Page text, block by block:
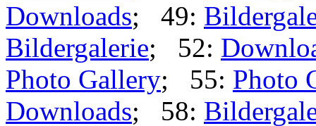
Downloads; 49:
Bildergalerie; 52:
Photo Gallery; 55: Photo
Downloads; 58: